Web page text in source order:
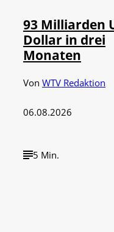
93 Milliarden
Dollar in drei
Monaten
Von WTV Redaktion
06.08.2026
5 Min.